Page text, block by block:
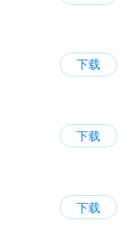
下载
下载
下载